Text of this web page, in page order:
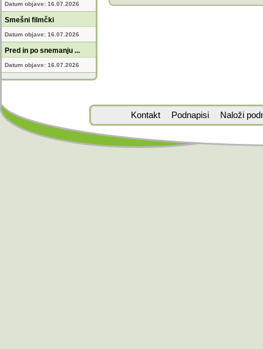
Datum objave: 16.07.2026
Smešni filmčki
Datum objave: 16.07.2026
Pred in po snemanju ...
Datum objave: 16.07.2026
Kontakt Podnapisi Naloži